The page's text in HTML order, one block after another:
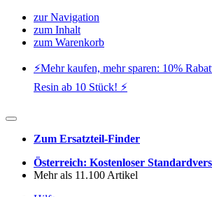
zur Navigation
zum Inhalt
zum Warenkorb
⚡️Mehr kaufen, mehr sparen: 10%
Resin ab 10 Stück! ⚡️
Zum Ersatzteil-Finder
Österreich: Kostenloser
Mehr als 11.100 Artikel